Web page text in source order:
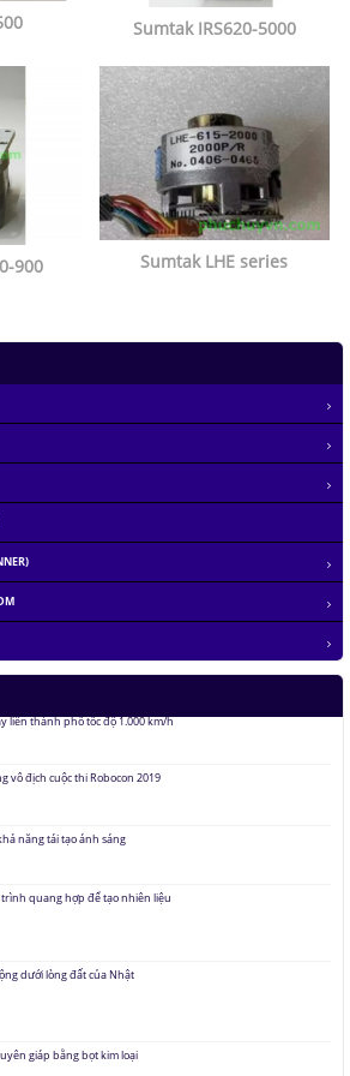
Sumtak IRS620-5000
900 Sumtak LHE series
liên thành phố tốc độ 1.000 km/h